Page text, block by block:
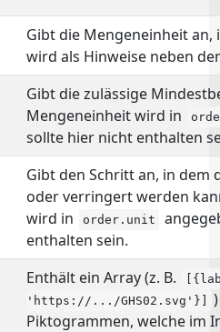
Gibt die Mengeneinheit
wird als Hinweise neben
Gibt die zulässige
Mengeneinheit wird in
sollte hier nicht enthalten
Gibt den Schritt an, in dem
oder verringert werden
wird in
order.unit
enthalten sein.
Enthält ein Array (z. B.
'https://.../GHS02.svg'}]
Piktogrammen, welche im